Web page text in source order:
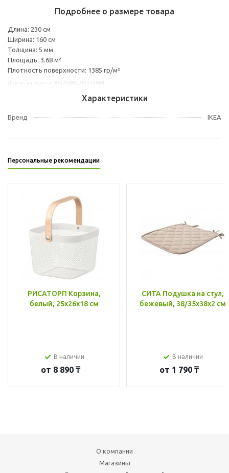
Подробнее о размере товара
Длина: 230 см
Ширина: 160 см
Толщина: 5 мм
Площадь: 3.68 м²
Плотность поверхности: 1385 гр/м²
Характеристики
Бренд IKEA
Персональные рекомендации
РИСАТОРП Корзина,
белый, 25x26x18 см
В наличии
от 8 890 ₸
СИТА Подушка на стул,
бежевый, 38/35x38x2 см
В наличии
от 1 790 ₸
О компании
Магазины